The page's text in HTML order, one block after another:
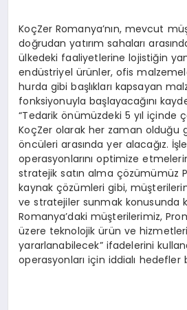
KoçZer Romanya’nın, mevcut
doğrudan yatırım sahaları
ülkedeki faaliyetlerine lojistiğin
endüstriyel ürünler, ofis
hurda gibi başlıkları kapsayan
fonksiyonuyla başlayacağını
“Tedarik önümüzdeki 5 yıl içinde
KoçZer olarak her zaman olduğu
öncüleri arasında yer alacağız.
operasyonlarını optimize
stratejik satın alma çözümümüz
kaynak çözümleri gibi,
ve stratejiler sunmak konusunda
Romanya’daki müşterilerimiz,
üzere teknolojik ürün ve
yararlanabilecek” ifadelerini
operasyonları için iddialı hedefler